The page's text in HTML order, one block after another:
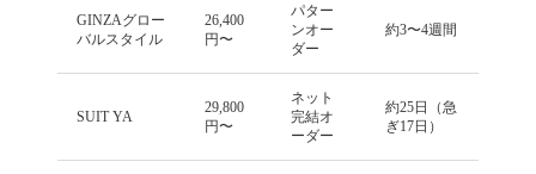
GINZAグロー
バルスタイル
26,400
円〜
パター
ンオー
ダー
約3〜4週間
SUIT YA
29,800
円〜
ネット
完結オ
ーダー
約25日（急
ぎ17日）